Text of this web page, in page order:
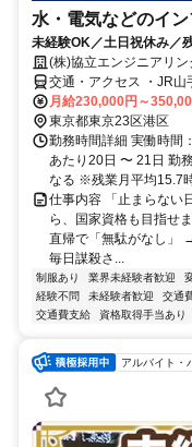
水・電気などのイ
未経験OK／土日祝休み／
(株)協立エンジニアリ
交通・アクセス ・JR山
都営浅草線／都営三田
月給230,000円～
東京都東京23区港区
勤務時間詳細 実働時間
あたり20日 〜 21日 勤
なる ※残業月平均15.7
仕事内容 「止まらない
ら、国家資格も目指せ
直帰で「無駄がなし」
毎日謀殺さ...
制服あり 業界未経験者歓迎
経験不問
未経験者歓迎 交通
交通費支給
資格取得手当あり
アルバイト・